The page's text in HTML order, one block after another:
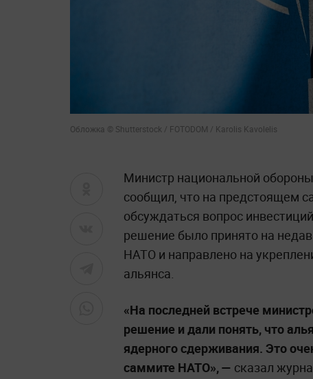
Обложка © Shutterstock / FOTODOM / Karolis Kavolelis
Министр национальной
сообщил, что на предстоящем
обсуждаться вопрос
решение было принято на
НАТО и направлено на
альянса.
«На последней встрече
решение и дали понять, что
ядерного сдерживания. Это
саммите НАТО», — сказал